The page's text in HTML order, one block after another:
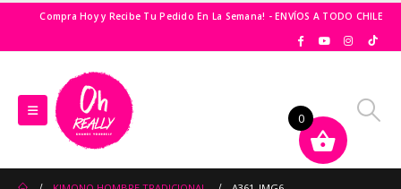
Compra Hoy y Recibe Tu Pedido En La Semana! - ENVÍOS A TODO CHILE
0